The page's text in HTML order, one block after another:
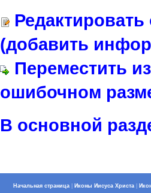
(добавить
Переместить
ошибочном
В основной
Начальная страница| Иконы Иисуса Христа|